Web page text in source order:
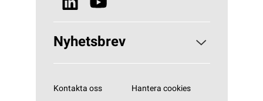
Nyhetsbrev
Kontakta oss Hantera cookies